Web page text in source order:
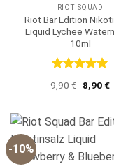
RIOT SQUAD
Riot Bar Edition
Liquid Lychee
10ml
mit 5 von
9,90€
Preis
8,90€
-10%